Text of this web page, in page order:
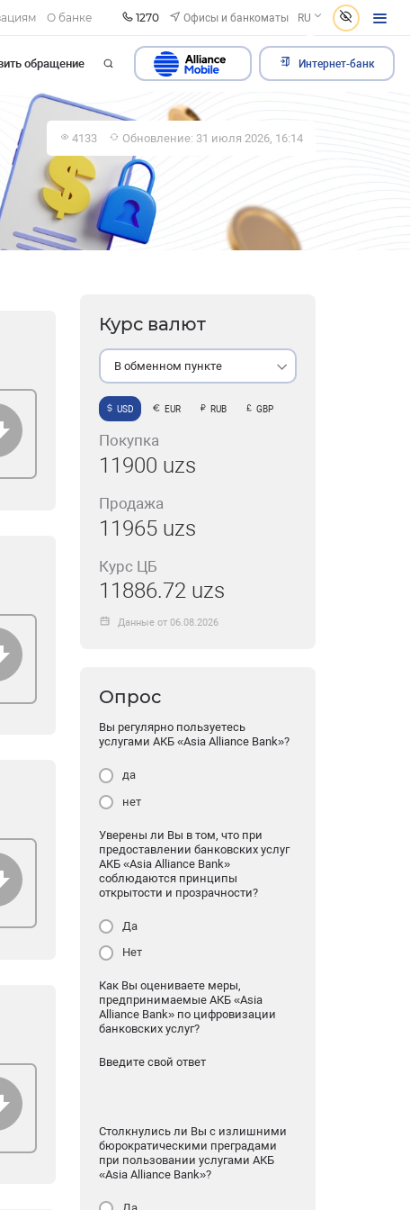
О банке 1270 Офисы и банкоматы RU
обращение Интернет-банк
4133 Обновление: 31 июля 2026, 16:14
Курс валют
В обменном пункте
USD EUR RUB GBP
Покупка
11900 uzs
Продажа
11965 uzs
Курс ЦБ
11886.72 uzs
Данные от 06.08.2026
Опрос
Вы регулярно пользуетесь
услугами АКБ «Asia Alliance Bank»?
да
нет
Уверены ли Вы в том, что при
предоставлении банковских услуг
АКБ «Asia Alliance Bank»
соблюдаются принципы
открытости и прозрачности?
Да
Нет
Как Вы оцениваете меры,
предпринимаемые АКБ «Asia
Alliance Bank» по цифровизации
банковских услуг?
Введите свой ответ
Столкнулись ли Вы с излишними
бюрократическими преградами
при пользовании услугами АКБ
«Asia Alliance Bank»?